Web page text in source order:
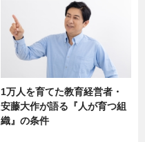
1万人を育てた教育経営者・
安藤大作が語る『人が育つ組
織』の条件